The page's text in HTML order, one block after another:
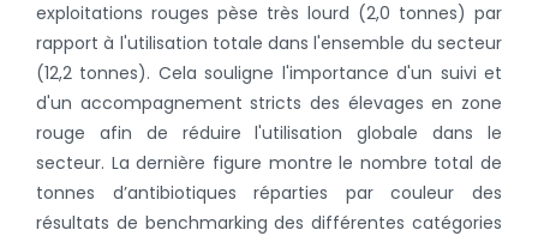
exploitations rouges pèse très lourd (2,0 tonnes) par
rapport à l'utilisation totale dans l'ensemble du secteur
(12,2 tonnes). Cela souligne l'importance d'un suivi et
d'un accompagnement stricts des élevages en zone
rouge afin de réduire l'utilisation globale dans le
secteur. La dernière figure montre le nombre total de
tonnes d’antibiotiques réparties par couleur des
résultats de benchmarking des différentes catégories